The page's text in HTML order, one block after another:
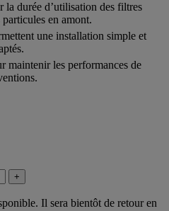
la durée d’utilisation des filtres
en amont.
une installation simple et
maintenir les performances de
+
Il sera bientôt de retour en